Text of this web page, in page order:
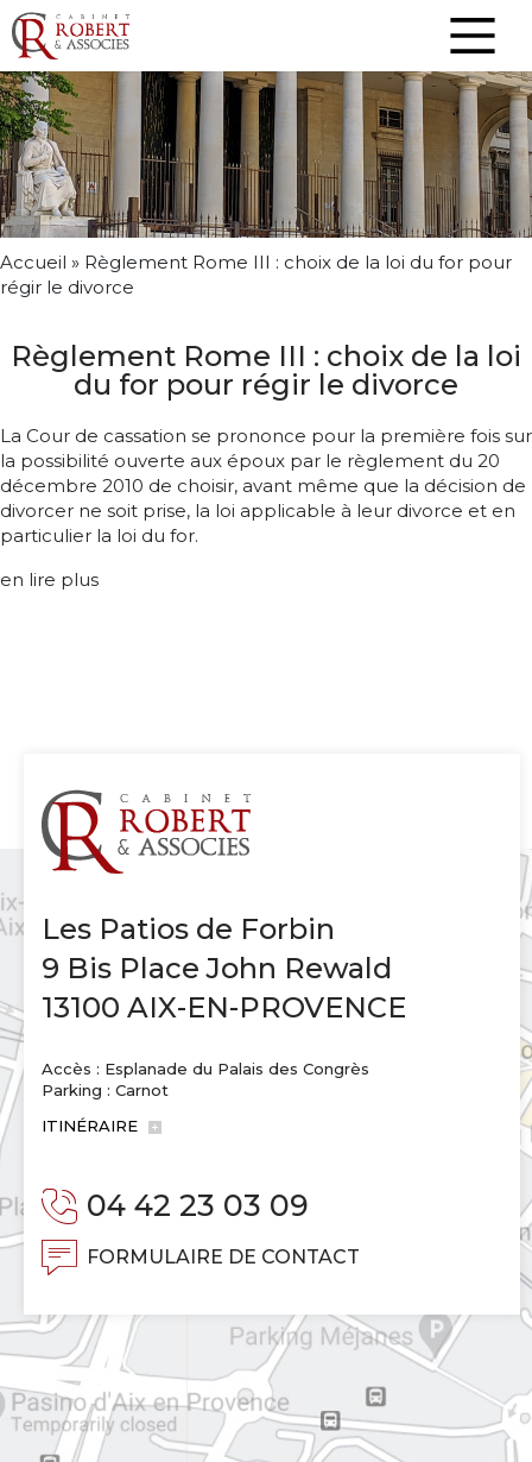
Accueil » Règlement Rome III : choix de la loi du for pour
régir le divorce
Règlement Rome III : choix de la loi
du for pour régir le divorce
La Cour de cassation se prononce pour la première fois sur
la possibilité ouverte aux époux par le règlement du 20
décembre 2010 de choisir, avant même que la décision de
divorcer ne soit prise, la loi applicable à leur divorce et en
particulier la loi du for.
en lire plus
Les Patios de Forbin
9 Bis Place John Rewald
13100 AIX-EN-PROVENCE
Accès : Esplanade du Palais des Congrès
Parking : Carnot
ITINÉRAIRE
04 42 23 03 09
FORMULAIRE DE CONTACT